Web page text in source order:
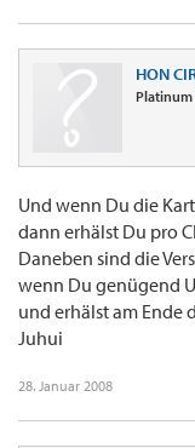
HON
Platinum
Und wenn Du die
dann erhälst Du pro
Daneben sind die
wenn Du genügend
und erhälst am Ende
Juhui
28. Januar 2008